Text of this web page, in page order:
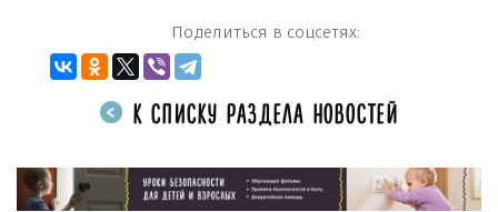
Поделиться в соцсетях:
К СПИСКУ РАЗДЕЛА НОВОСТЕЙ